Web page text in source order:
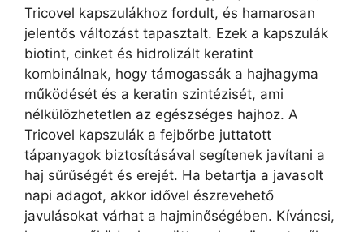
Tricovel kapszulákhoz fordult, és hamarosan
jelentős változást tapasztalt. Ezek a kapszulák
biotint, cinket és hidrolizált keratint
kombinálnak, hogy támogassák a hajhagyma
működését és a keratin szintézisét, ami
nélkülözhetetlen az egészséges hajhoz. A
Tricovel kapszulák a fejbőrbe juttatott
tápanyagok biztosításával segítenek javítani a
haj sűrűségét és erejét. Ha betartja a javasolt
napi adagot, akkor idővel észrevehető
javulásokat várhat a hajminőségében. Kíváncsi,